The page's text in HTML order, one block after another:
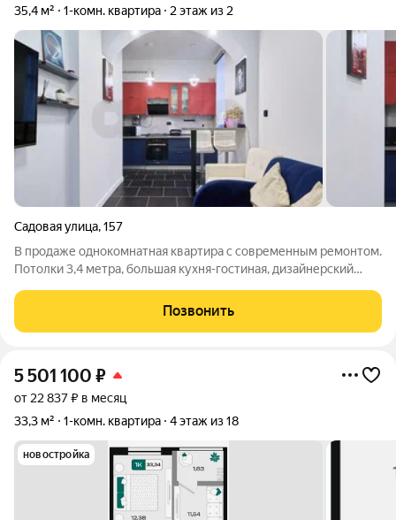
35,4 м² 1-комн. квартира 2 этаж из 2
Садовая улица,157
В продаже однокомнатная квартира с современным ремонтом.
Потолки 3,4 метра, большая кухня-гостиная, дизайнерский
просторный двор с беседкой и мангалом. Дом - сталинка в
самом центре, стены шириной в
Позвонить
5 501 100 ₽
от 22 837 ₽ в месяц
33,3 м²
1-комн. квартира 4 этаж из 18
новостройка